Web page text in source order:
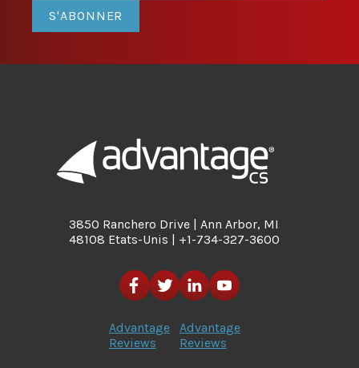
S'ABONNER
3850 Ranchero Drive | Ann Arbor, MI
48108 Etats-Unis | +1-734-327-3600
Advantage
Reviews
Advantage
Reviews